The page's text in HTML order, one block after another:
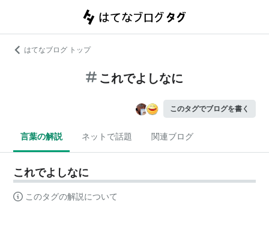
はてなブログ トップ
これでよしなに
このタグでブログを書く
言葉の解説 ネットで話題 関連ブログ
これでよしなに
このタグの解説について